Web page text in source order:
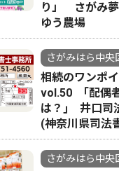
り」 さがみ夢
ゆう農場
さがみはら中央
相続のワンポ
vol.50 ｢配偶
は？｣ 井口司
(神奈川県司法
さがみはら中央